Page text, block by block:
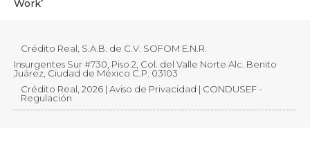
Work’
Crédito Real, S.A.B. de C.V. SOFOM E.N.R.
Insurgentes Sur #730, Piso 2, Col. del Valle Norte Alc. Benito
Juárez, Ciudad de México C.P. 03103
Crédito Real, 2026 | Aviso de Privacidad | CONDUSEF -
Regulación